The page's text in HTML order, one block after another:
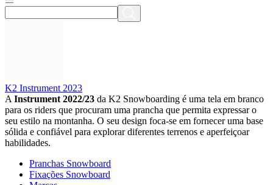
K2 Instrument 2023
A Instrument 2022/23 da K2 Snowboarding é uma tela em branco
para os riders que procuram uma prancha que permita expressar o
seu estilo na montanha. O seu design foca-se em fornecer uma base
sólida e confiável para explorar diferentes terrenos e aperfeiçoar
habilidades.
Pranchas Snowboard
Fixações Snowboard